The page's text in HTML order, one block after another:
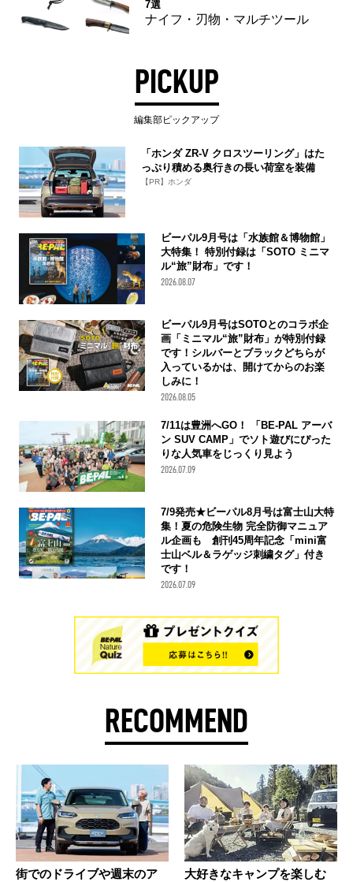
7選
ナイフ・刃物・マルチツール
PICKUP
編集部ピックアップ
「ホンダ ZR-V クロスツーリング」はた
っぷり積める奥行きの長い荷室を装備
【PR】ホンダ
ビーパル9月号は「水族館＆博物館」
大特集！ 特別付録は「SOTO ミニマ
ル“旅”財布」です！
2026.08.07
ビーパル9月号はSOTOとのコラボ企
画「ミニマル“旅”財布」が特別付録
です！シルバーとブラックどちらが
入っているかは、開けてからのお楽
しみに！
2026.08.05
7/11は豊洲へGO！ 「BE-PAL アーバ
ン SUV CAMP」でソト遊びにぴった
りな人気車をじっくり見よう
2026.07.09
7/9発売★ビーパル8月号は富士山大特
集！夏の危険生物 完全防御マニュア
ル企画も 創刊45周年記念「mini富
士山ベル＆ラゲッジ刺繍タグ」付き
です！
2026.07.09
RECOMMEND
街でのドライブや週末のア
大好きなキャンプを楽しむ